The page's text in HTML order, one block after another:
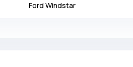
Ford Windstar